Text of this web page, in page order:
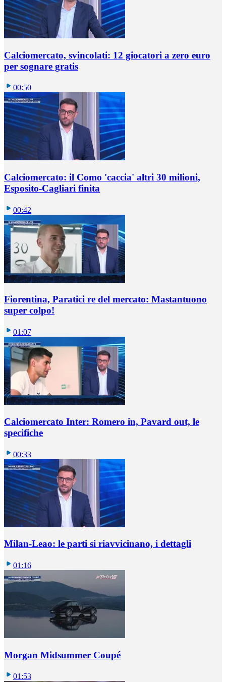
Calciomercato, svincolati: 12 giocatori a zero euro
per sognare gratis
00:50
Calciomercato: il Como 'caccia' altri 30 milioni,
Esposito-Cagliari finita
00:42
Fiorentina, Paratici re del mercato: Mastantuono
super colpo!
01:07
Calciomercato Inter: Romero in, Pavard out, le
specifiche
00:33
Milan-Leao: le parti si riavvicinano, i dettagli
01:16
Morgan Midsummer Coupé
01:53